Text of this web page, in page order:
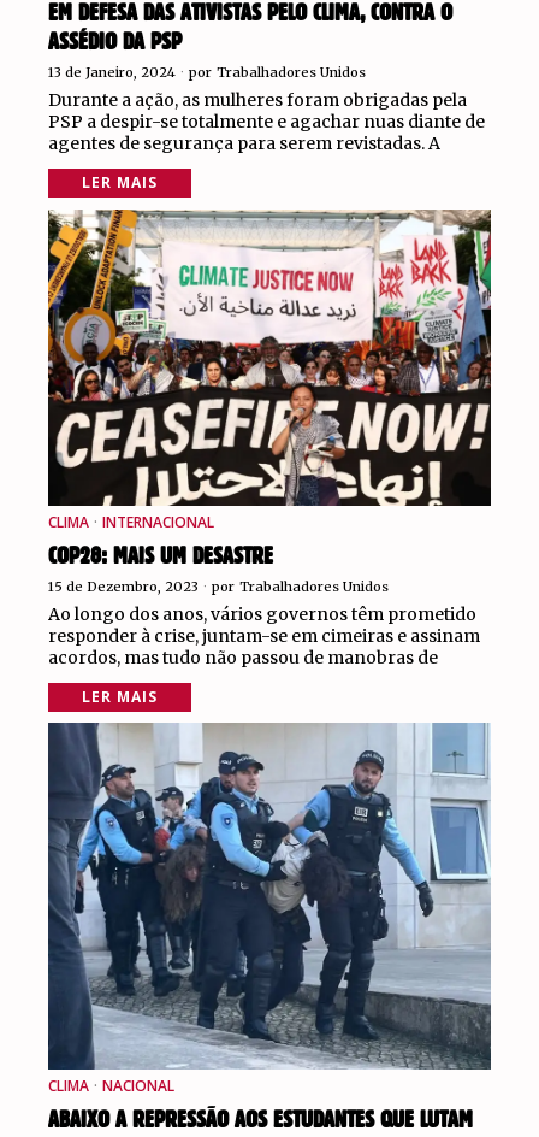
EM DEFESA DAS ATIVISTAS PELO CLIMA, CONTRA O
ASSÉDIO DA PSP
13 de Janeiro, 2024 por Trabalhadores Unidos
Durante a ação, as mulheres foram obrigadas pela
PSP a despir-se totalmente e agachar nuas diante de
agentes de segurança para serem revistadas. A
LER MAIS
CLIMA · INTERNACIONAL
COP28: MAIS UM DESASTRE
15 de Dezembro, 2023 por Trabalhadores Unidos
Ao longo dos anos, vários governos têm prometido
responder à crise, juntam-se em cimeiras e assinam
acordos, mas tudo não passou de manobras de
LER MAIS
CLIMA · NACIONAL
ABAIXO A REPRESSÃO AOS ESTUDANTES QUE LUTAM